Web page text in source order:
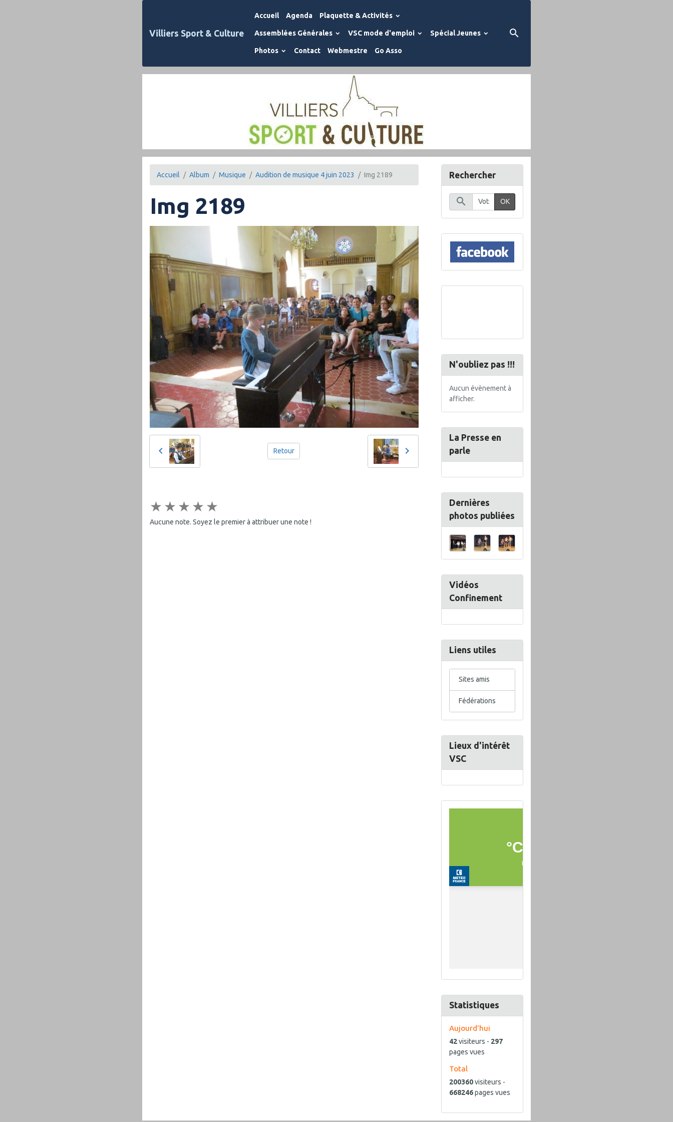
Villiers Sport & Culture
Accueil Agenda Plaquette & Activités
Assemblées Générales VSC mode d'emploi Spécial Jeunes
Photos Contact Webmestre Go Asso
Accueil Album Musique Audition de musique 4 juin 2023 Img 2189
Img 2189
Retour
★ ★ ★ ★ ★
Aucune note. Soyez le premier à attribuer une note !
Rechercher
OK
N'oubliez pas !!!
Aucun évènement à
afficher.
La Presse en
parle
Dernières
photos publiées
Vidéos
Confinement
Liens utiles
Sites amis
Fédérations
Lieux d'intérêt
VSC
Statistiques
Aujourd'hui
42visiteurs - 297
pages vues
Total
200360visiteurs -
668246pages vues